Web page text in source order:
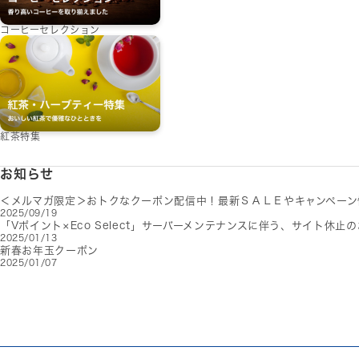
コーヒーセレクション
紅茶特集
お知らせ
＜メルマガ限定＞おトクなクーポン配信中！最新ＳＡＬＥやキャンペーン
2025/09/19
「Vポイント×Eco Select」サーバーメンテナンスに伴う、サイト休止の
2025/01/13
新春お年玉クーポン
2025/01/07